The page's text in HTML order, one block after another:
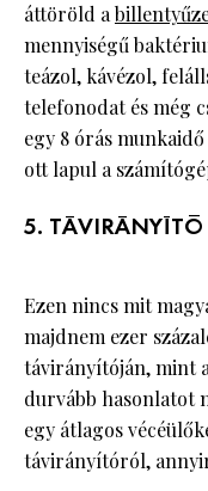
áttöröld a
mennyiségű
teázol, kávézol,
telefonodat és még
egy 8 órás
ott lapul a
5. TÁVIRÁNYÍTÓ
Ezen nincs mit
majdnem ezer
távirányítóján, mint
durvább hasonlatot
egy átlagos
távirányítóról,